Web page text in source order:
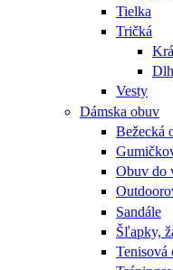
Tielka
Tričká
Vesty
Dámska obuv
Bežecká
Obuv do
Sandále
Šľapky,
Tenisová